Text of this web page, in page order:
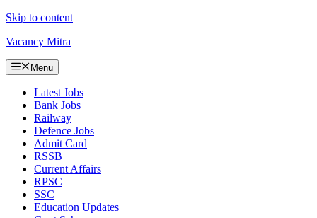
Skip to content
Vacancy Mitra
Menu
Latest Jobs
Bank Jobs
Railway
Defence Jobs
Admit Card
RSSB
Current Affairs
RPSC
SSC
Education Updates